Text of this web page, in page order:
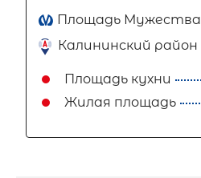
Площадь Мужества
Калининский район
Площадь кухни
Жилая площадь